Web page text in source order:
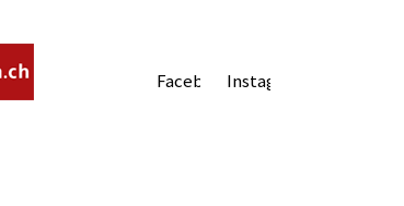
FacebookInstagram